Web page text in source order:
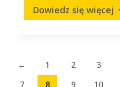
Dowiedz się więcej
← 1 2 3
7
8 9 10